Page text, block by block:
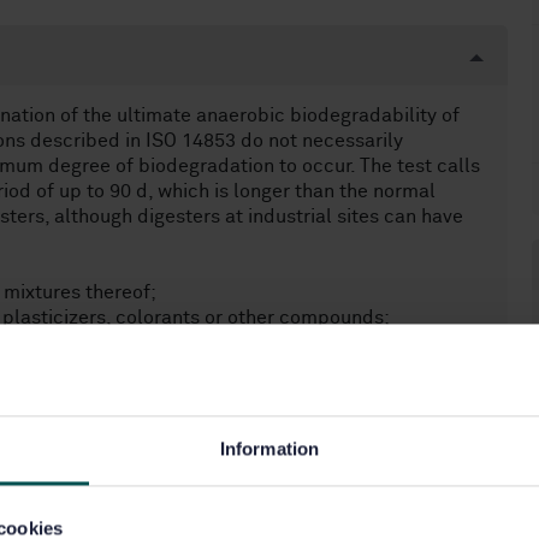
Information
of the ultimate anaerobic biodegradability of
described in ISO 14853 do not necessarily
degree of biodegradation to occur. The test calls
of up to 90 d, which is longer than the normal
although digesters at industrial sites can have
thereof;
colorants or other compounds;
the microorganisms present in the inoculum.
control or by another appropriate method (see
inoculum, a lower test concentration, another